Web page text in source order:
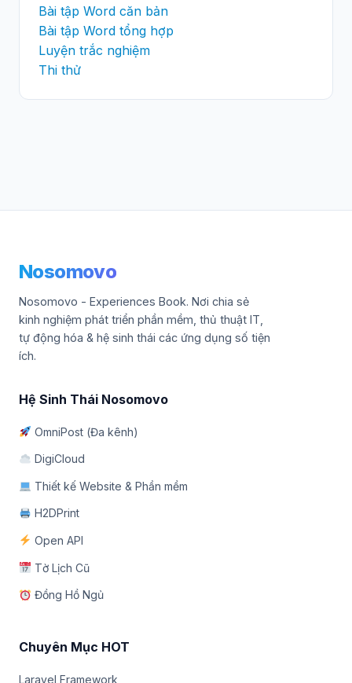
Bài tập Word căn bản
Bài tập Word tổng hợp
Luyện trắc nghiệm
Thi thử
Nosomovo
Nosomovo - Experiences Book. Nơi chia sẻ
kinh nghiệm phát triển phần mềm, thủ thuật IT,
tự động hóa & hệ sinh thái các ứng dụng số tiện
ích.
Hệ Sinh Thái Nosomovo
OmniPost (Đa kênh)
DigiCloud
Thiết kế Website & Phần mềm
H2DPrint
Open API
Tờ Lịch Cũ
Đồng Hồ Ngủ
Chuyên Mục HOT
Laravel Framework